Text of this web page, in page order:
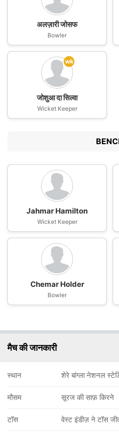
अलज़ारी जोसफ
Bowler
wk
जोशुआ दा सिल्वा
Wicket Keeper
Jahmar Hamilton
Wicket Keeper
Chemar Holder
Bowler
मैच की जानकारी
स्थान शेरे बांग्ला नेशनल
मौसम सूरज की साफ़ किरने
टॉस वेस्ट इंडीज़ ने टॉस